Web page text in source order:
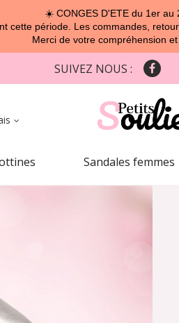
☀️ CONGES D'ETE du 1er au
cette période. Les commandes,
Merci de votre compréhension
SUIVEZ NOUS :
Sandales femmes